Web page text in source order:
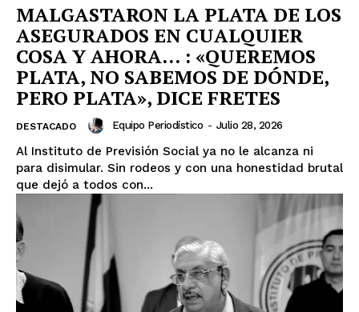
MALGASTARON LA PLATA DE LOS
ASEGURADOS EN CUALQUIER
COSA Y AHORA… : «QUEREMOS
PLATA, NO SABEMOS DE DÓNDE,
PERO PLATA», DICE FRETES
DESTACADO Equipo Periodístico - Julio 28, 2026
Al Instituto de Previsión Social ya no le alcanza ni
para disimular. Sin rodeos y con una honestidad brutal
que dejó a todos con...